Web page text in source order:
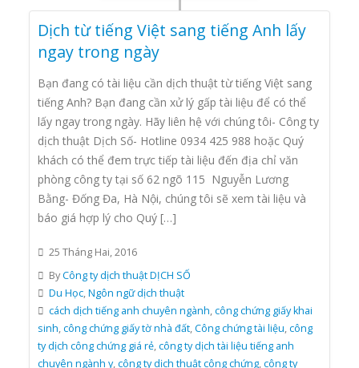
Dịch từ tiếng Việt sang tiếng Anh lấy
ngay trong ngày
Bạn đang có tài liệu cần dịch thuật từ tiếng Việt sang
tiếng Anh? Bạn đang cần xử lý gấp tài liệu để có thể
lấy ngay trong ngày. Hãy liên hệ với chúng tôi- Công ty
dịch thuật Dịch Số- Hotline 0934 425 988 hoặc Quý
khách có thể đem trực tiếp tài liệu đến địa chỉ văn
phòng công ty tại số 62 ngõ 115 Nguyễn Lương
Bằng- Đống Đa, Hà Nội, chúng tôi sẽ xem tài liệu và
báo giá hợp lý cho Quý […]
25 Tháng Hai, 2016
ByCông ty dịch thuật DỊCH SỐ
Du Học,Ngôn ngữ dịch thuật
cách dịch tiếng anh chuyên ngành,công chứng giấy khai
sinh,công chứng giấy tờ nhà đất,Công chứng tài liệu,công
ty dịch công chứng giá rẻ,công ty dịch tài liệu tiếng anh
chuyên ngành y,công ty dịch thuật công chứng,công ty